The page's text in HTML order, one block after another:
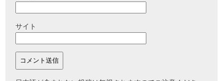
サイト